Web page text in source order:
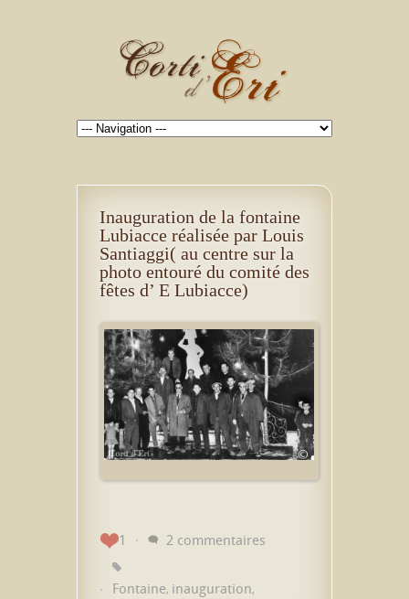
Inauguration de la fontaine
Lubiacce réalisée par Louis
Santiaggi( au centre sur la
photo entouré du comité des
fêtes d’ E Lubiacce)
1 2 commentaires
Fontaine, inauguration,